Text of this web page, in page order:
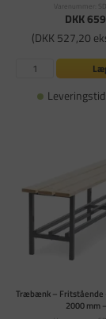
Varenummer:
DKK
(DKK 527,20
Træbænk – Fritstående
2000 mm